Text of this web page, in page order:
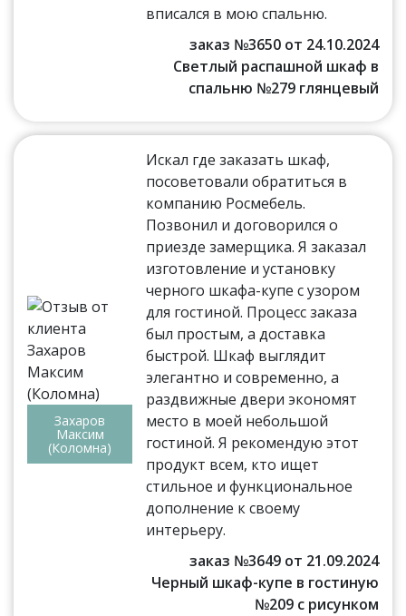
вписался в мою спальню.
заказ №3650 от 24.10.2024
Светлый распашной шкаф в
спальню №279 глянцевый
Захаров
Максим
(Коломна)
Искал где заказать шкаф,
посоветовали обратиться в
компанию Росмебель.
Позвонил и договорился о
приезде замерщика. Я заказал
изготовление и установку
черного шкафа-купе с узором
для гостиной. Процесс заказа
был простым, а доставка
быстрой. Шкаф выглядит
элегантно и современно, а
раздвижные двери экономят
место в моей небольшой
гостиной. Я рекомендую этот
продукт всем, кто ищет
стильное и функциональное
дополнение к своему
интерьеру.
заказ №3649 от 21.09.2024
Черный шкаф-купе в гостиную
№209 с рисунком